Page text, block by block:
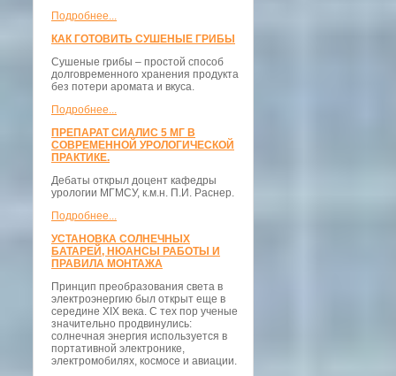
Подробнее...
КАК ГОТОВИТЬ СУШЕНЫЕ ГРИБЫ
Сушеные грибы – простой способ
долговременного хранения продукта
без потери аромата и вкуса.
Подробнее...
ПРЕПАРАТ СИАЛИС 5 МГ В
СОВРЕМЕННОЙ УРОЛОГИЧЕСКОЙ
ПРАКТИКЕ.
Дебаты открыл доцент кафедры
урологии МГМСУ, к.м.н. П.И. Раснер.
Подробнее...
УСТАНОВКА СОЛНЕЧНЫХ
БАТАРЕЙ, НЮАНСЫ РАБОТЫ И
ПРАВИЛА МОНТАЖА
Принцип преобразования света в
электроэнергию был открыт еще в
середине XIX века. С тех пор ученые
значительно продвинулись:
солнечная энергия используется в
портативной электронике,
электромобилях, космосе и авиации.